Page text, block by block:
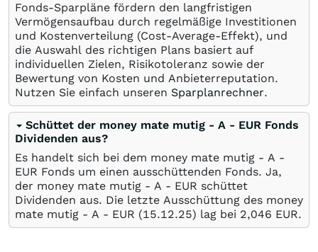
Fonds-Sparpläne fördern den langfristigen
Vermögensaufbau durch regelmäßige Investitionen
und Kostenverteilung (Cost-Average-Effekt), und
die Auswahl des richtigen Plans basiert auf
individuellen Zielen, Risikotoleranz sowie der
Bewertung von Kosten und Anbieterreputation.
Nutzen Sie einfach unseren Sparplanrechner.
Schüttet der money mate mutig - A - EUR Fonds
Dividenden aus?
Es handelt sich bei dem money mate mutig - A -
EUR Fonds um einen ausschüttenden Fonds. Ja,
der money mate mutig - A - EUR schüttet
Dividenden aus. Die letzte Ausschüttung des money
mate mutig - A - EUR (15.12.25) lag bei 2,046 EUR.